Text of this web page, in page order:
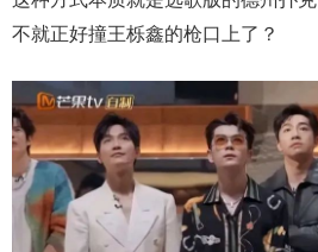
不就正好撞王栎鑫的枪口上了？